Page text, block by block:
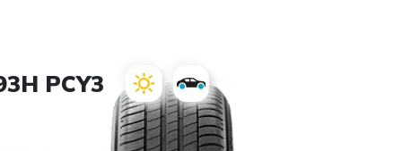
PCY3